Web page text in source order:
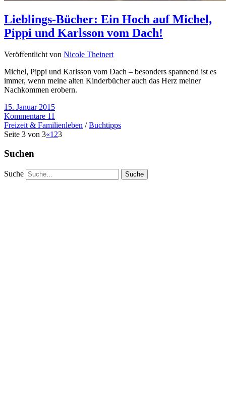
Lieblings-Bücher: Ein Hoch auf Michel,
Pippi und Karlsson vom Dach!
Veröffentlicht von Nicole Theinert
Michel, Pippi und Karlsson vom Dach – besonders spannend ist es
immer, wenn meine alten Kinderbücher auch das Herz meiner
Nachkommen erobern.
15. Januar 2015
Kommentare 11
Freizeit & Familienleben /Buchtipps
Seite 3 von 3«1 23
Suchen
Suche